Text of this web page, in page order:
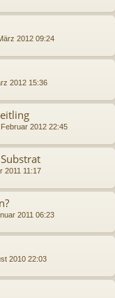
2012 09:24
2012 15:36
2012 22:45
2011 11:17
2011 06:23
2010 22:03